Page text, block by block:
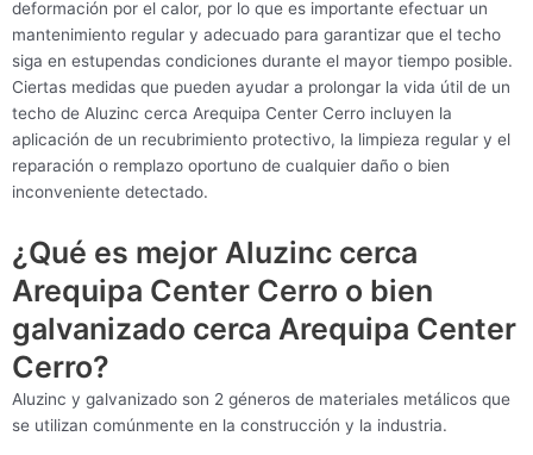
deformación por el calor, por lo que es importante efectuar un
mantenimiento regular y adecuado para garantizar que el techo
siga en estupendas condiciones durante el mayor tiempo posible.
Ciertas medidas que pueden ayudar a prolongar la vida útil de un
techo de Aluzinc cerca Arequipa Center Cerro incluyen la
aplicación de un recubrimiento protectivo, la limpieza regular y el
reparación o remplazo oportuno de cualquier daño o bien
inconveniente detectado.
¿Qué es mejor Aluzinc cerca
Arequipa Center Cerro o bien
galvanizado cerca Arequipa Center
Cerro?
Aluzinc y galvanizado son 2 géneros de materiales metálicos que
se utilizan comúnmente en la construcción y la industria.